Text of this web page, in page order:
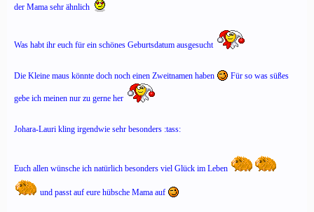
der Mama sehr ähnlich
Was habt ihr euch für ein schönes Geburtsdatum ausgesucht
Die Kleine maus könnte doch noch einen Zweitnamen haben Für so was süßes
gebe ich meinen nur zu gerne her
Johara-Lauri kling irgendwie sehr besonders :tass:
Euch allen wünsche ich natürlich besonders viel Glück im Leben
und passt auf eure hübsche Mama auf